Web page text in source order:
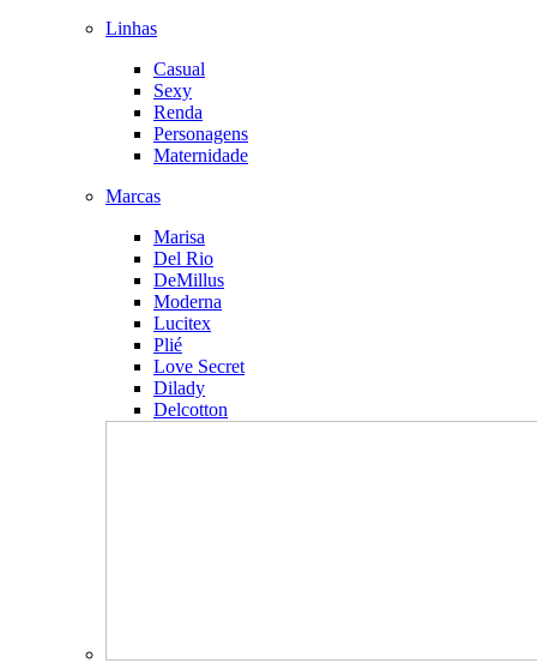
Linhas
Casual
Sexy
Renda
Personagens
Maternidade
Marcas
Marisa
Del Rio
DeMillus
Moderna
Lucitex
Plié
Love Secret
Dilady
Delcotton